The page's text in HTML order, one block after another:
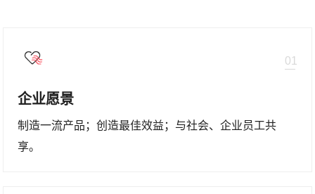
01
企业愿景
制造一流产品；创造最佳效益；与社会、企业员工共
享。